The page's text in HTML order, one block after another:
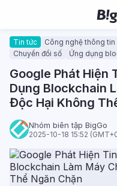
Tin tức Công nghệ thông tin
Chuyển đổi số
Ứng dụng
Google Phát Hiện
Dụng Blockchain
Độc Hại Không
Nhóm biên tập BigGo
2025-10-18 15:52